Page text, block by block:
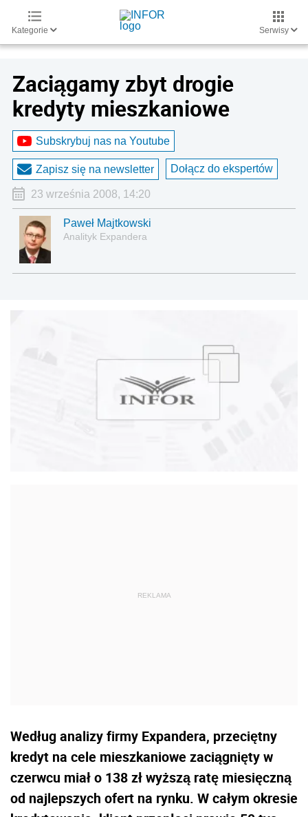
Kategorie Serwisy
Zaciągamy zbyt drogie
kredyty mieszkaniowe
Subskrybuj nas na Youtube
Zapisz się na newsletter Dołącz do ekspertów
23 września 2008, 14:20
Paweł Majtkowski
Analityk Expandera
Według analizy firmy Expandera, przeciętny
kredyt na cele mieszkaniowe zaciągnięty w
czerwcu miał o 138 zł wyższą ratę miesięczną
od najlepszych ofert na rynku. W całym okresie